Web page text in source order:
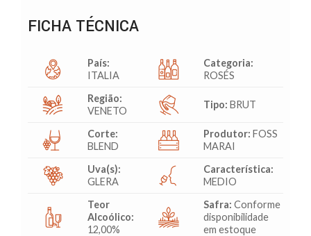
FICHA TÉCNICA
País:
ITALIA
Categoria:
ROSÉS
Região:
VENETO
Tipo: BRUT
Corte:
BLEND
Produtor: FOSS
MARAI
Uva(s):
GLERA
Característica:
MEDIO
Teor
Alcoólico:
12,00%
Safra: Conforme
disponibilidade
em estoque